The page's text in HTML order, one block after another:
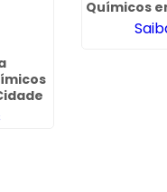
Químicos